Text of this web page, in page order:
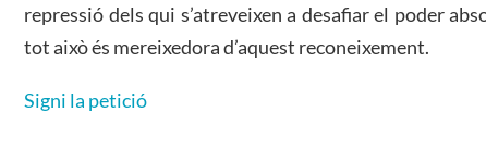
repressió dels qui s’atreveixen a desafiar el poder
tot això és mereixedora d’aquest reconeixement.
Signi la petició